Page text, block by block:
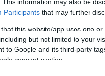
This information may also be
Participants that may further
that this website/app uses one
but not limited to your
to Google and its third-party
consent section.
ZOBACZ WIĘCEJ (14)